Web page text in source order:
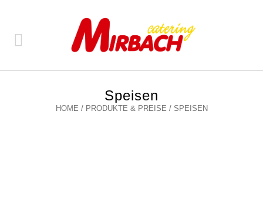
Speisen
HOME / PRODUKTE & PREISE / SPEISEN